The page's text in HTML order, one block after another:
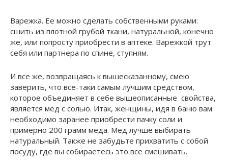
Варежка. Ее можно сделать собственными руками:
сшить из плотной грубой ткани, натуральной, конечно
же, или попросту приобрести в аптеке. Варежкой трут
себя или партнера по спине, ступням.
И все же, возвращаясь к вышесказанному, смею
заверить, что все-таки самым лучшим средством,
которое объединяет в себе вышеописанные свойства,
является мед с солью. Итак, женщины, идя в баню вам
необходимо заранее приобрести пачку соли и
примерно 200 грамм меда. Мед лучше выбирать
натуральный. Также не забудьте прихватить с собой
посуду, где вы собираетесь это все смешивать.